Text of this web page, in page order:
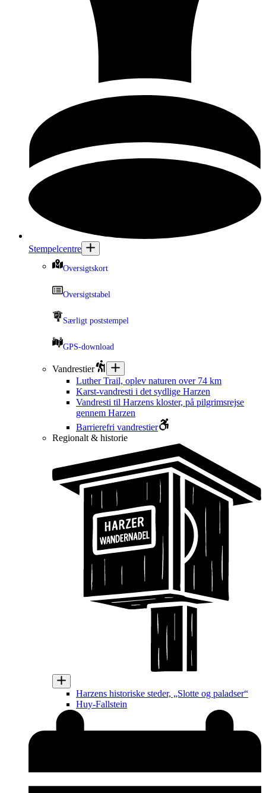
Stempelcentre
Oversigtskort
Oversigtstabel
Særligt poststempel
GPS-download
Vandrestier
Luther Trail, oplev naturen over 74 km
Karst-vandresti i det sydlige Harzen
Vandresti til Harzens kloster, på pilgrimsrejse
gennem Harzen
Barrierefri vandrestier
Regionalt & historie
Harzens historiske steder, „Slotte og paladser“
Huy-Fallstein